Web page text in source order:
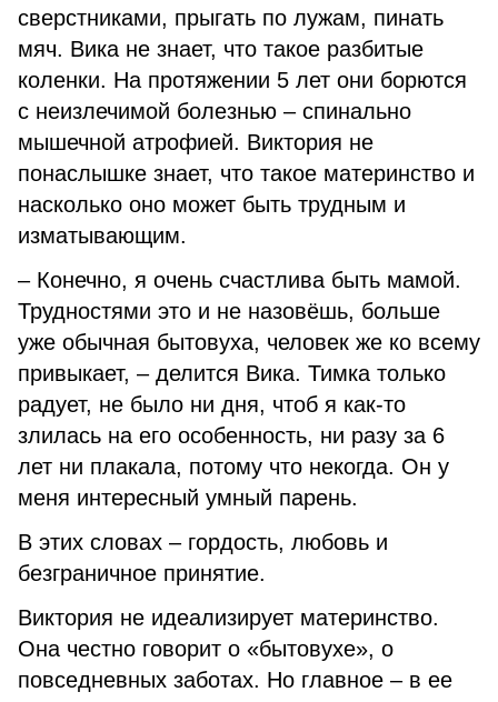
сверстниками, прыгать по лужам, пинать
мяч. Вика не знает, что такое разбитые
коленки. На протяжении 5 лет они борются
с неизлечимой болезнью – спинально
мышечной атрофией. Виктория не
понаслышке знает, что такое материнство и
насколько оно может быть трудным и
изматывающим.
– Конечно, я очень счастлива быть мамой.
Трудностями это и не назовёшь, больше
уже обычная бытовуха, человек же ко всему
привыкает, – делится Вика. Тимка только
радует, не было ни дня, чтоб я как-то
злилась на его особенность, ни разу за 6
лет ни плакала, потому что некогда. Он у
меня интересный умный парень.
В этих словах – гордость, любовь и
безграничное принятие.
Виктория не идеализирует материнство.
Она честно говорит о «бытовухе», о
повседневных заботах. Но главное – в ее